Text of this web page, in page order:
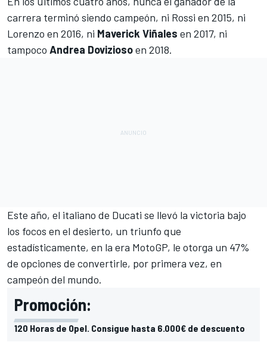
carrera terminó siendo campeón, ni Rossi en 2015, ni
Lorenzo en 2016, ni Maverick Viñales en 2017, ni
tampoco Andrea Doviziosoen 2018.
Este año, el italiano de Ducati se llevó la victoria bajo
los focos en el desierto, un triunfo que
estadísticamente, en la era MotoGP, le otorga un 47%
de opciones de convertirle, por primera vez, en
campeón del mundo.
Promoción:
120 Horas de Opel. Consigue hasta 6.000€ de descuento